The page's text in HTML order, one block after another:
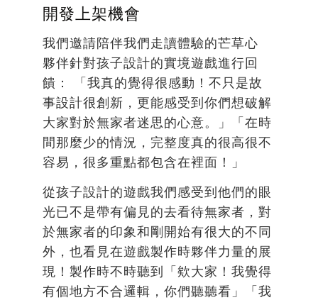
開發上架機會
我們邀請陪伴我們走讀體驗的芒草心
夥伴針對孩子設計的實境遊戲進行回
饋： 「我真的覺得很感動！不只是故
事設計很創新，更能感受到你們想破解
大家對於無家者迷思的心意。」「在時
間那麼少的情況，完整度真的很高很不
容易，很多重點都包含在裡面！」
從孩子設計的遊戲我們感受到他們的眼
光已不是帶有偏見的去看待無家者，對
於無家者的印象和剛開始有很大的不同
外，也看見在遊戲製作時夥伴力量的展
現！製作時不時聽到「欸大家！我覺得
有個地方不合邏輯，你們聽聽看」「我